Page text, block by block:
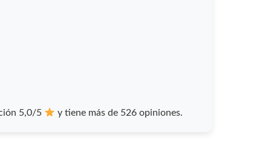
5,0/5 y tiene más de 526 opiniones.